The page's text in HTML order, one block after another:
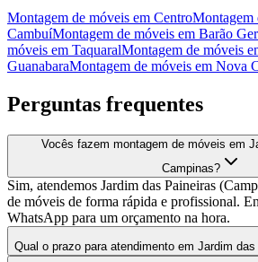
Montagem de móveis em CentroMontagem
CambuíMontagem de móveis em Barão
móveis em TaquaralMontagem de móveis
GuanabaraMontagem de móveis em Nova
Perguntas frequentes
Vocês fazem montagem de móveis em
Campinas?
Sim, atendemos Jardim das Paineiras
de móveis de forma rápida e profissional.
WhatsApp para um orçamento na hora.
Qual o prazo para atendimento em Jardim